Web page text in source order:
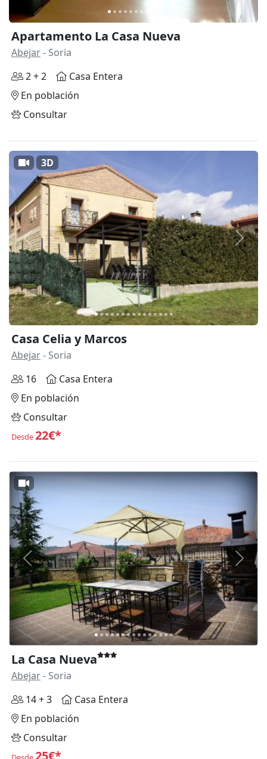
Apartamento La Casa Nueva
Abejar- Soria
2 + 2
Casa Entera
En población
Consultar
Anterior
3D
Casa Celia y Marcos
Abejar- Soria
16
Casa Entera
En población
Consultar
Desde22€*
Anterior
La Casa Nueva
Abejar- Soria
14 + 3
Casa Entera
En población
Consultar
25€*